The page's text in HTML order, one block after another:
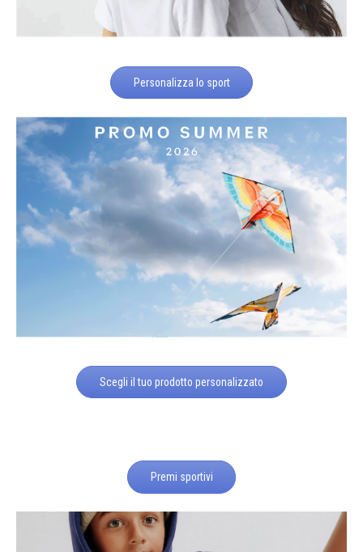
Personalizza lo sport
Scegli il tuo prodotto personalizzato
Premi sportivi